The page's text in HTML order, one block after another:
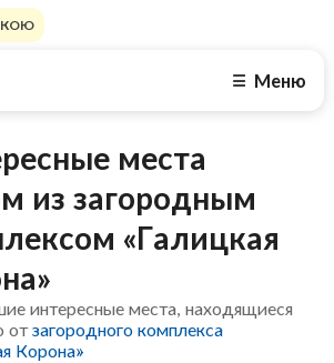
☰ Меню
места
из загородным
«Галицкая
интересные места, находящиеся
отзагородного комплекса
Корона»